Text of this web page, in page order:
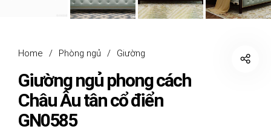
Home / Phòng ngủ / Giường
Giường ngủ phong cách
Châu Âu tân cổ điển
GN0585